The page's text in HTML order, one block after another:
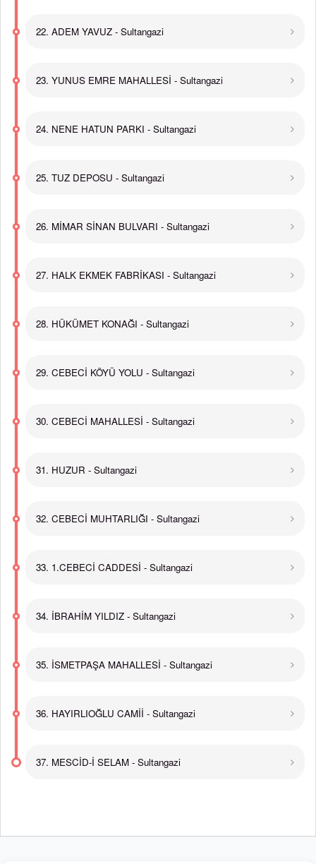
22. ADEM YAVUZ - Sultangazi
23. YUNUS EMRE MAHALLESİ - Sultangazi
24. NENE HATUN PARKI - Sultangazi
25. TUZ DEPOSU - Sultangazi
26. MİMAR SİNAN BULVARI - Sultangazi
27. HALK EKMEK FABRİKASI - Sultangazi
28. HÜKÜMET KONAĞI - Sultangazi
29. CEBECİ KÖYÜ YOLU - Sultangazi
30. CEBECİ MAHALLESİ - Sultangazi
31. HUZUR - Sultangazi
32. CEBECİ MUHTARLIĞI - Sultangazi
33. 1.CEBECİ CADDESİ - Sultangazi
34. İBRAHİM YILDIZ - Sultangazi
35. İSMETPAŞA MAHALLESİ - Sultangazi
36. HAYIRLIOĞLU CAMİİ - Sultangazi
37. MESCİD-İ SELAM - Sultangazi